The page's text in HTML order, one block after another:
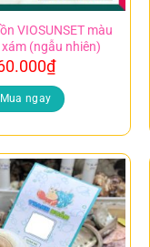
VIOSUNSET màu
(ngẫu nhiên)
₫
Mua ngay